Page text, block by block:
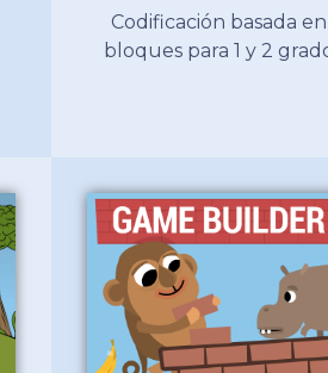
Codificación basada en
bloques para 1 y 2